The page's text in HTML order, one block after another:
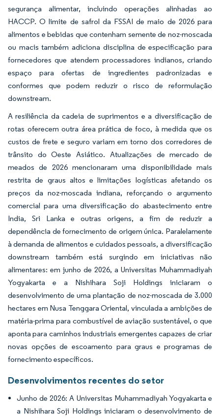
segurança alimentar, incluindo operações alinhadas ao
HACCP. O limite de safrol da FSSAI de maio de 2026 para
alimentos e bebidas que contenham semente de noz-moscada
ou macis também adiciona disciplina de especificação para
fornecedores que atendem processadores indianos, criando
espaço para ofertas de ingredientes padronizadas e
conformes que podem reduzir o risco de reformulação
downstream.
A resiliência da cadeia de suprimentos e a diversificação de
rotas oferecem outra área prática de foco, à medida que os
custos de frete e seguro variam em torno dos corredores de
trânsito do Oeste Asiático. Atualizações de mercado de
meados de 2026 mencionaram uma disponibilidade mais
restrita de graus altos e limitações logísticas afetando os
preços da noz-moscada indiana, reforçando o argumento
comercial para uma diversificação do abastecimento entre
India, Sri Lanka e outras origens, a fim de reduzir a
dependência de fornecimento de origem única. Paralelamente
à demanda de alimentos e cuidados pessoais, a diversificação
downstream também está surgindo em iniciativas não
alimentares: em junho de 2026, a Universitas Muhammadiyah
Yogyakarta e a Nishihara Soji Holdings iniciaram o
desenvolvimento de uma plantação de noz-moscada de 3.000
hectares em Nusa Tenggara Oriental, vinculada a ambições de
matéria-prima para combustível de aviação sustentável, o que
aponta para caminhos industriais emergentes capazes de criar
novas opções de escoamento para graus e programas de
fornecimento específicos.
Desenvolvimentos recentes do setor
Junho de 2026: A Universitas Muhammadiyah Yogyakarta e
a Nishihara Soji Holdings iniciaram o desenvolvimento de